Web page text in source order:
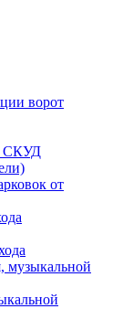
ворот
СКУД
от
музыкальной